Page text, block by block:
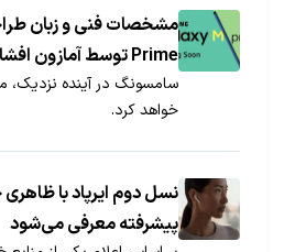
Prime توسط آمازون افشا شد!
سامسونگ در آینده
خواهد کرد.
نسل دوم ایرپاد با
پیشرفته معرفی می‌شود